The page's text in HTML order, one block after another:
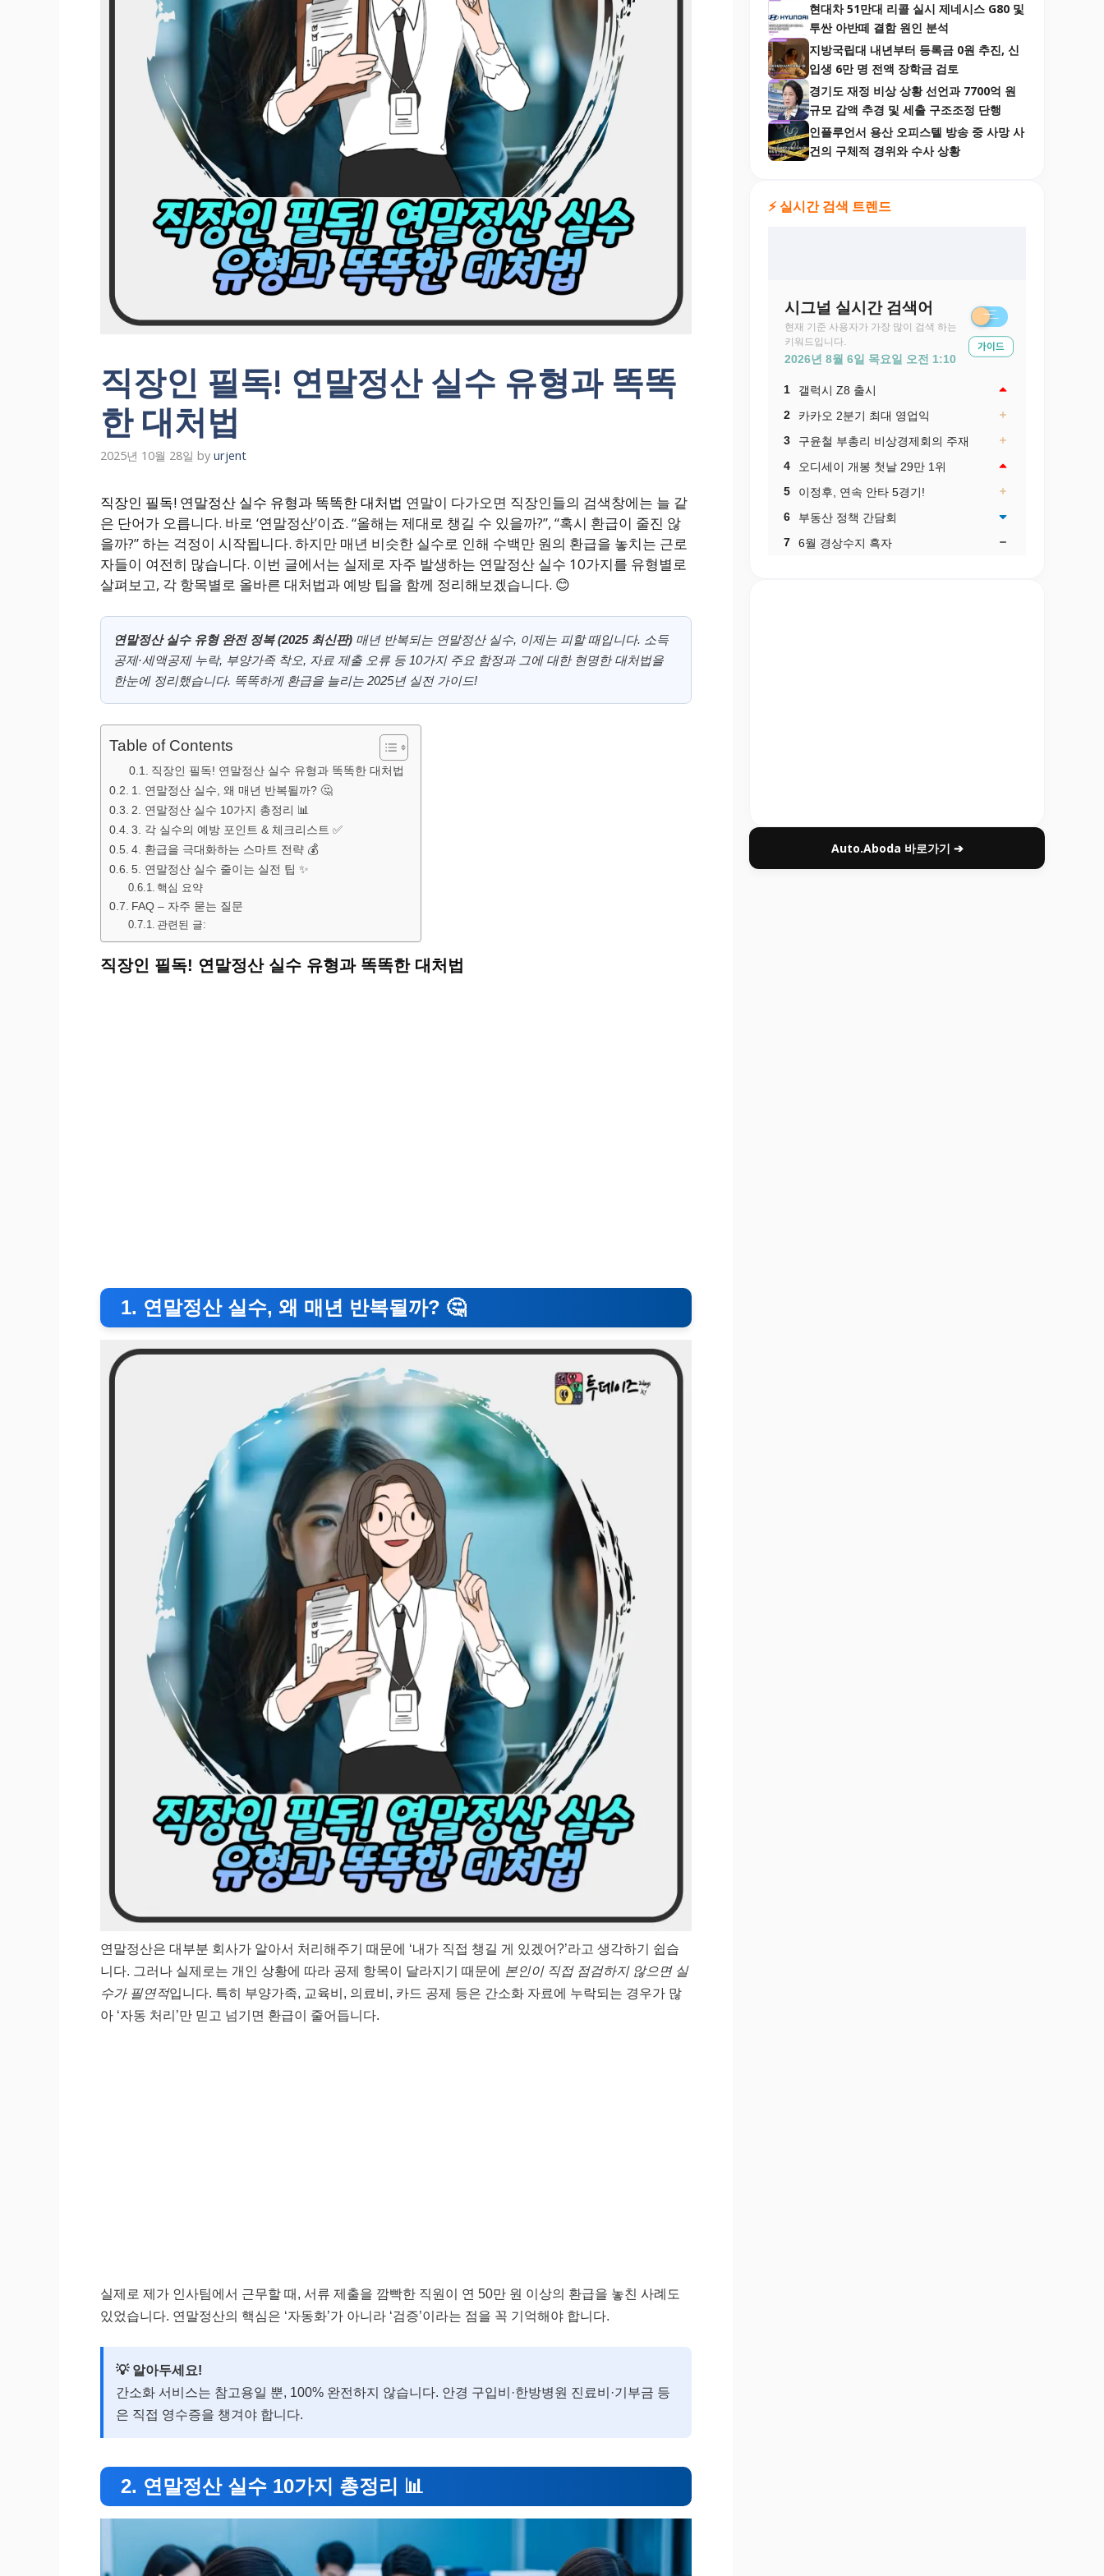
직장인 필독! 연말정산 실수 유형과 똑똑
한 대처법
2025년 10월 28일 by urjent
직장인 필독! 연말정산 실수 유형과 똑똑한 대처법 연말이 다가오면 직장인들의 검색창에는 늘 같
은 단어가 오릅니다. 바로 ‘연말정산’이죠. “올해는 제대로 챙길 수 있을까?”, “혹시 환급이 줄진 않
을까?” 하는 걱정이 시작됩니다. 하지만 매년 비슷한 실수로 인해 수백만 원의 환급을 놓치는 근로
자들이 여전히 많습니다. 이번 글에서는 실제로 자주 발생하는 연말정산 실수 10가지를 유형별로
살펴보고, 각 항목별로 올바른 대처법과 예방 팁을 함께 정리해보겠습니다. 😊
연말정산 실수 유형 완전 정복 (2025 최신판) 매년 반복되는 연말정산 실수, 이제는 피할 때입니다. 소득
공제·세액공제 누락, 부양가족 착오, 자료 제출 오류 등 10가지 주요 함정과 그에 대한 현명한 대처법을
한눈에 정리했습니다. 똑똑하게 환급을 늘리는 2025년 실전 가이드!
Table of Contents
직장인 필독! 연말정산 실수 유형과 똑똑한 대처법
1. 연말정산 실수, 왜 매년 반복될까? 🤔
2. 연말정산 실수 10가지 총정리 📊
3. 각 실수의 예방 포인트 & 체크리스트 ✅
4. 환급을 극대화하는 스마트 전략 💰
5. 연말정산 실수 줄이는 실전 팁 ✨
핵심 요약
FAQ – 자주 묻는 질문
관련된 글:
직장인 필독! 연말정산 실수 유형과 똑똑한 대처법
1. 연말정산 실수, 왜 매년 반복될까? 🤔
연말정산은 대부분 회사가 알아서 처리해주기 때문에 ‘내가 직접 챙길 게 있겠어?’라고 생각하기 쉽습
니다. 그러나 실제로는 개인 상황에 따라 공제 항목이 달라지기 때문에
본인이 직접 점검하지 않으면 실
수가 필연적입니다. 특히 부양가족, 교육비, 의료비, 카드 공제 등은 간소화 자료에 누락되는 경우가 많
아 ‘자동 처리’만 믿고 넘기면 환급이 줄어듭니다.
실제로 제가 인사팀에서 근무할 때, 서류 제출을 깜빡한 직원이 연 50만 원 이상의 환급을 놓친 사례도
있었습니다. 연말정산의 핵심은 ‘자동화’가 아니라 ‘검증’이라는 점을 꼭 기억해야 합니다.
💡 알아두세요!
간소화 서비스는 참고용일 뿐, 100% 완전하지 않습니다. 안경 구입비·한방병원 진료비·기부금 등
은 직접 영수증을 챙겨야 합니다.
2. 연말정산 실수 10가지 총정리 📊
현대차 51만대 리콜 실시 제네시스 G80 및
투싼 아반떼 결함 원인 분석
지방국립대 내년부터 등록금 0원 추진, 신
입생 6만 명 전액 장학금 검토
경기도 재정 비상 상황 선언과 7700억 원
규모 감액 추경 및 세출 구조조정 단행
인플루언서 용산 오피스텔 방송 중 사망 사
건의 구체적 경위와 수사 상황
⚡ 실시간 검색 트렌드
Auto.Aboda 바로가기 ➔